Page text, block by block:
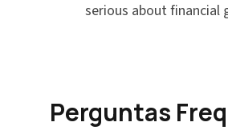
serious about financial
Perguntas